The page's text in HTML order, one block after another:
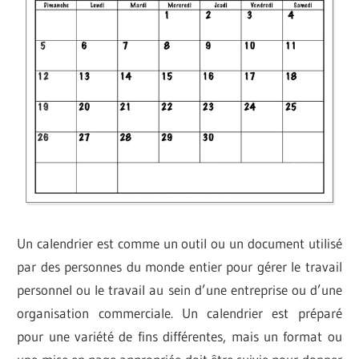
Un calendrier est comme un outil ou un document utilisé
par des personnes du monde entier pour gérer le travail
personnel ou le travail au sein d’une entreprise ou d’une
organisation commerciale. Un calendrier est préparé
pour une variété de fins différentes, mais un format ou